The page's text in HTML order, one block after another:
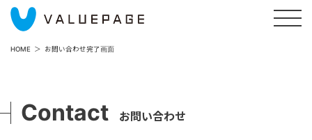
HOME お問い合わせ完了画面
Contact お問い合わせ